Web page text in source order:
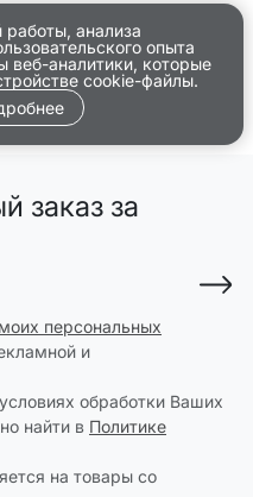
анализа
опыта
веб-аналитики, которые
cookie-файлы.
заказ за
персональных
и
обработки Ваших
найти в Политике
на товары со